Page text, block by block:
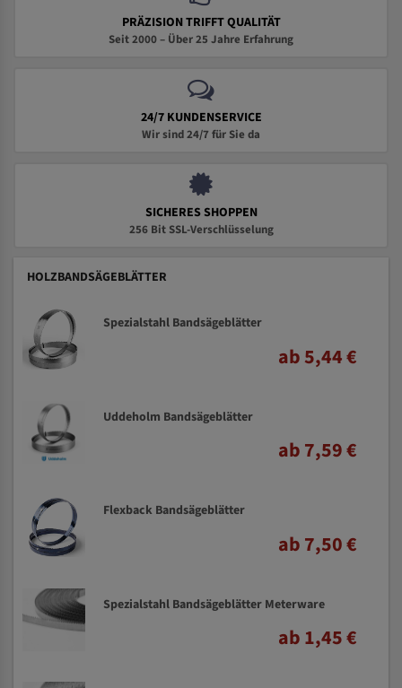
PRÄZISION TRIFFT QUALITÄT
Seit 2000 – Über 25 Jahre Erfahrung
24/7 KUNDENSERVICE
Wir sind 24/7 für Sie da
SICHERES SHOPPEN
256 Bit SSL-Verschlüsselung
HOLZBANDSÄGEBLÄTTER
Spezialstahl Bandsägeblätter
ab 5,44 €
Uddeholm Bandsägeblätter
ab 7,59 €
Flexback Bandsägeblätter
ab 7,50 €
Spezialstahl Bandsägeblätter Meterware
ab 1,45 €